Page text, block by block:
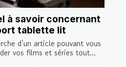
à savoir concernant
tablette lit
d’un article pouvant vous
vos films et séries tout...